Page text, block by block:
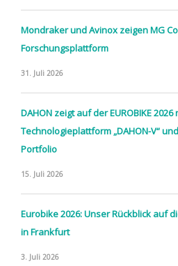
Mondraker und Avinox zeigen MG
Forschungsplattform
31. Juli 2026
DAHON zeigt auf der EUROBIKE 2026
Technologieplattform „DAHON-V“
Portfolio
15. Juli 2026
Eurobike 2026: Unser Rückblick auf
in Frankfurt
3. Juli 2026